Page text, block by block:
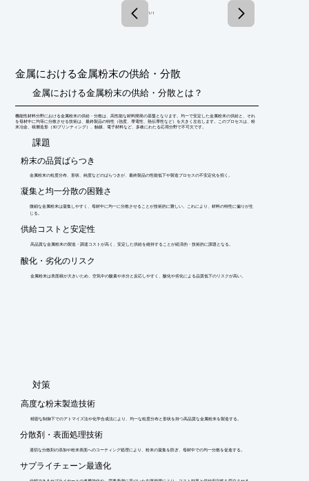
1 / 1
金属における金属粉末の供給・分散
金属における金属粉末の供給・分散とは？
機能性材料分野における金属粉末の供給・分散は、高性能な材料開発の基盤となります。均一で安定した金属粉末の供給と、それ
を母材中に均等に分散させる技術は、最終製品の特性（強度、導電性、熱伝導性など）を大きく左右します。このプロセスは、粉
末冶金、積層造形（3Dプリンティング）、触媒、電子材料など、多岐にわたる応用分野で不可欠です。
​課題
粉末の品質ばらつき
金属粉末の粒度分布、形状、純度などのばらつきが、最終製品の性能低下や製造プロセスの不安定化を招く。
凝集と均一分散の困難さ
微細な金属粉末は凝集しやすく、母材中に均一に分散させることが技術的に難しい。これにより、材料の特性に偏りが生
じる。
供給コストと安定性
高品質な金属粉末の製造・調達コストが高く、安定した供給を維持することが経済的・技術的に課題となる。
酸化・劣化のリスク
金属粉末は表面積が大きいため、空気中の酸素や水分と反応しやすく、酸化や劣化による品質低下のリスクが高い。
​対策
高度な粉末製造技術
精密な制御下でのアトマイズ法や化学合成法により、均一な粒度分布と形状を持つ高品質な金属粉末を製造する。
分散剤・表面処理技術
適切な分散剤の添加や粉末表面へのコーティング処理により、粉末の凝集を防ぎ、母材中での均一分散を促進する。
サプライチェーン最適化